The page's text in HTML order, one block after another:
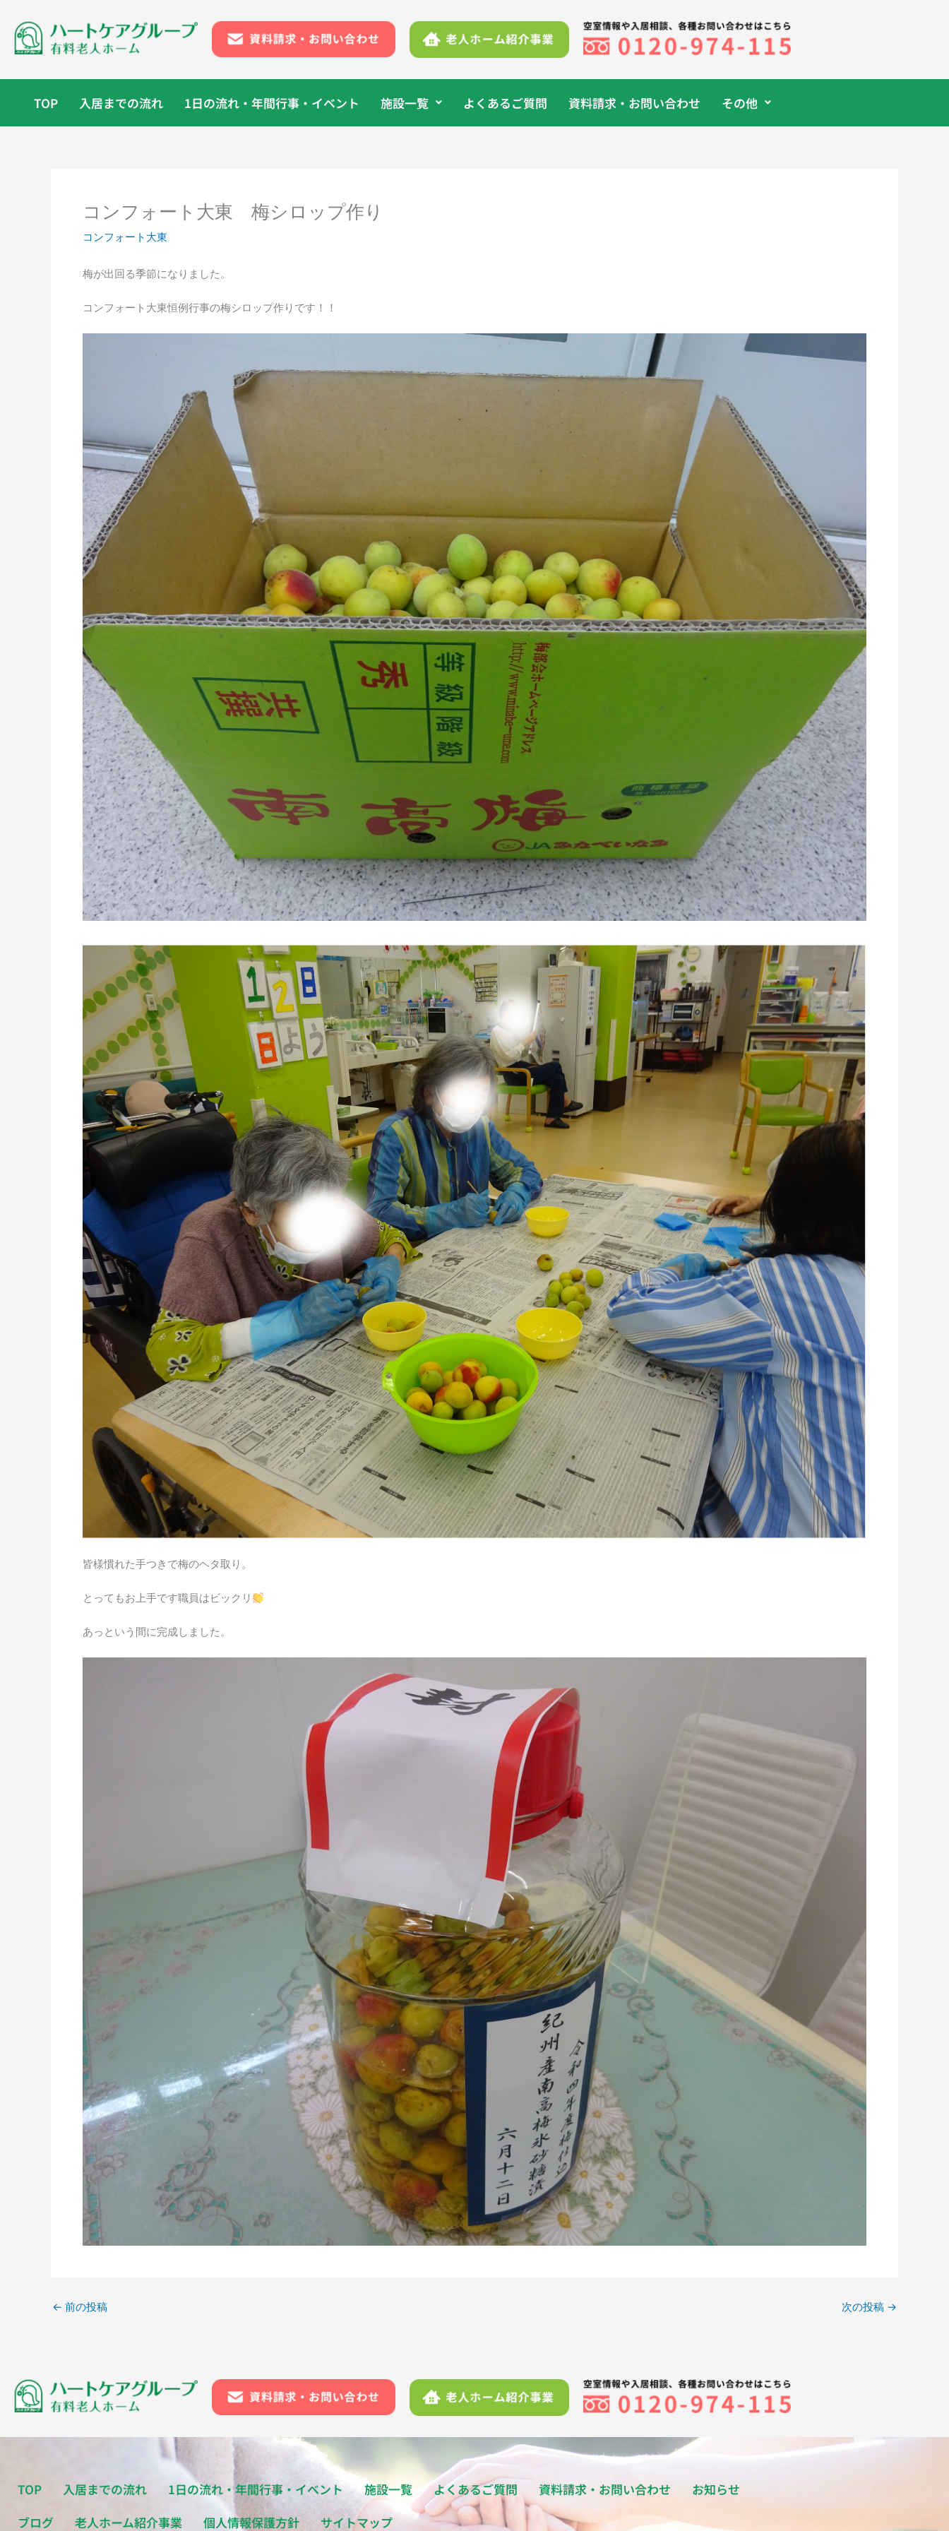
TOP 入居までの流れ 1日の流れ・年間行事・イベント 施設一覧 よくあるご質問 資料請求・お問い合わせ その他
コンフォート大東 梅シロップ作り
コンフォート大東
梅が出回る季節になりました。
コンフォート大東恒例行事の梅シロップ作りです！！
皆様慣れた手つきで梅のヘタ取り。
とってもお上手です職員はビックリ
あっという間に完成しました。
← 前の投稿 次の投稿 →
TOP 入居までの流れ 1日の流れ・年間行事・イベント 施設一覧 よくあるご質問 資料請求・お問い合わせ
お知らせ
ブログ
老人ホーム紹介事業 個人情報保護方針 サイトマップ